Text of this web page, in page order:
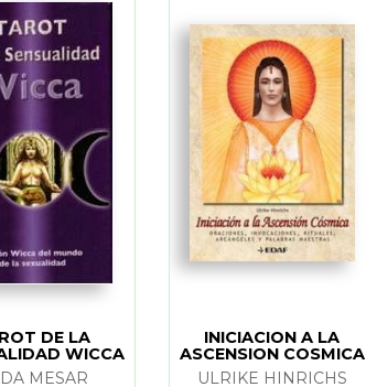
DE LA
WICCA
MESAR
INICIACION A LA
ASCENSION COSMICA
ULRIKE HINRICHS